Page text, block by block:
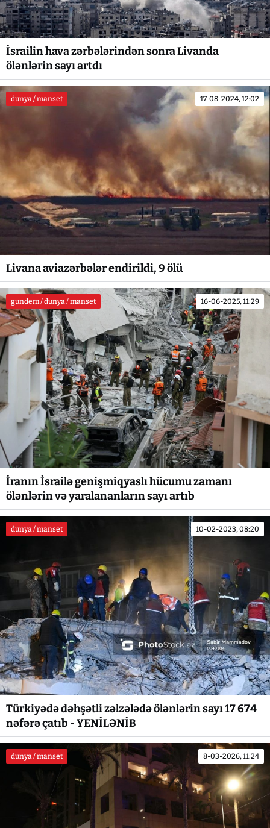
İsrailin hava zərbələrindən sonra Livanda
ölənlərin sayı artdı
dunya / manset 17-08-2024, 12:02
Livana aviazərbələr endirildi, 9 ölü
gundem / dunya / manset 16-06-2025, 11:29
İranın İsrailə genişmiqyaslı hücumu zamanı
ölənlərin və yaralananların sayı artıb
dunya / manset 10-02-2023, 08:20
Türkiyədə dəhşətli zəlzələdə ölənlərin sayı 17 674
nəfərə çatıb - YENİLƏNİB
dunya / manset 8-03-2026, 11:24